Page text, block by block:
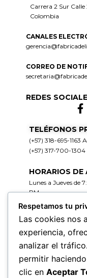
Carrera 2 Sur
Colombia
CANALES
CORREO DE
REDES
TELÉFONOS
(+57) 318-695-
(+57) 317-700-
HORARIOS DE
Lunes a Jueves de
PM
Viernes de 7:00
HORARIOS DE
Lunes a Jueves de
PM
Respetamos tu
Las cookies nos
experiencia,
analizar el
permitir
clic en Aceptar